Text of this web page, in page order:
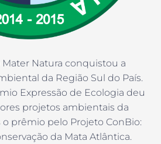
Mater Natura conquistou a
da Região Sul do País.
Expressão de Ecologia deu
projetos ambientais da
prêmio pelo Projeto ConBio:
da Mata Atlântica.